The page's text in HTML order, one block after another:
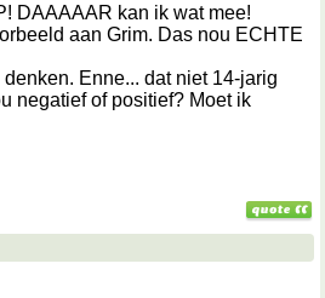
DAAAAAR kan ik wat mee!
aan Grim. Das nou ECHTE
Enne... dat niet 14-jarig
negatief of positief? Moet ik